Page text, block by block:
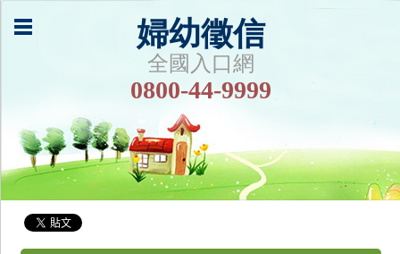
婦幼徵信
全國入口網
0800-44-9999